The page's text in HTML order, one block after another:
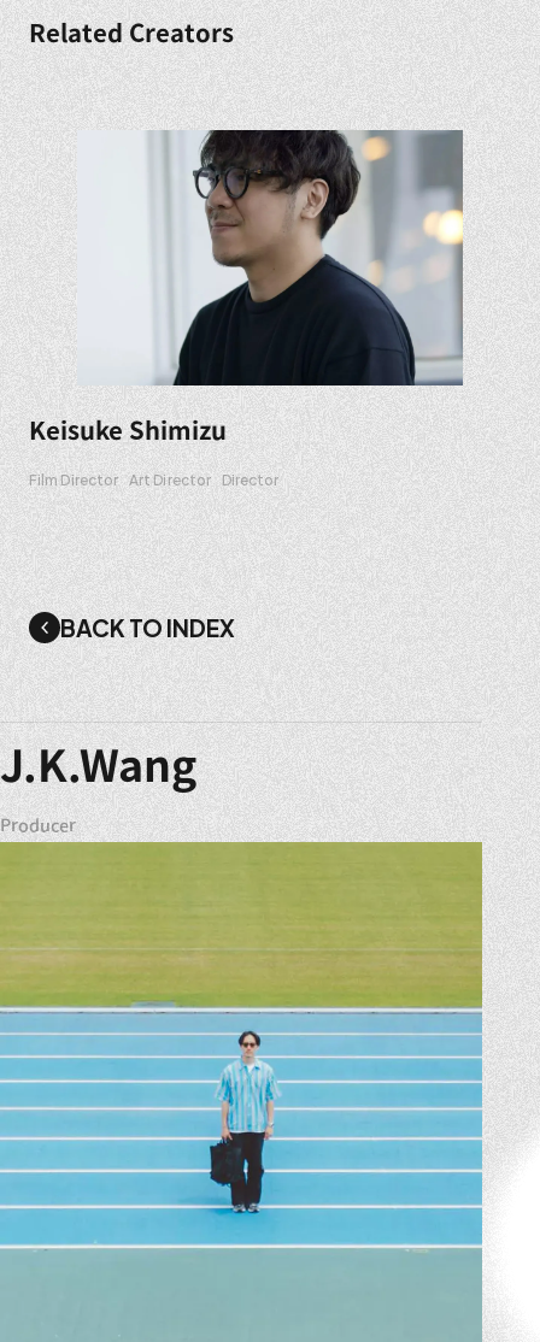
Related Creators
Keisuke Shimizu
Film Director Art Director Director
BACK TO INDEX
J.K.Wang
Producer